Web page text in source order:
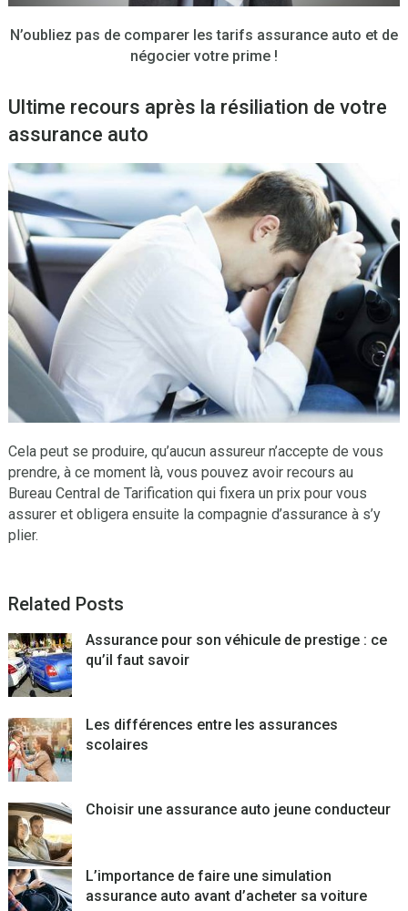
N’oubliez pas de comparer les tarifs assurance auto et de
négocier votre prime !
Ultime recours après la résiliation de votre
assurance auto
Cela peut se produire, qu’aucun assureur n’accepte de vous
prendre, à ce moment là, vous pouvez avoir recours au
Bureau Central de Tarification qui fixera un prix pour vous
assurer et obligera ensuite la compagnie d’assurance à s’y
plier.
Related Posts
Assurance pour son véhicule de prestige : ce
qu’il faut savoir
Les différences entre les assurances
scolaires
Choisir une assurance auto jeune conducteur
L’importance de faire une simulation
assurance auto avant d’acheter sa voiture